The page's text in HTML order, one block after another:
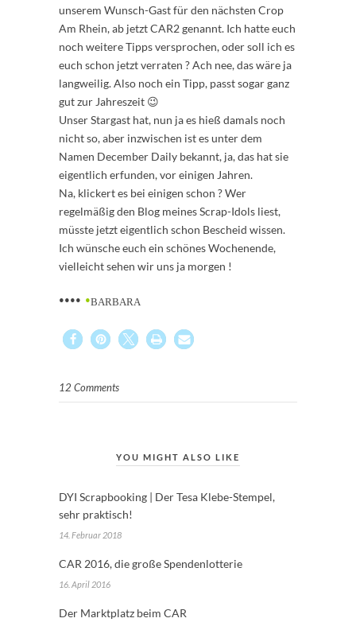
unserem Wunsch-Gast für den nächsten Crop
Am Rhein, ab jetzt CAR2 genannt. Ich hatte euch
noch weitere Tipps versprochen, oder soll ich es
euch schon jetzt verraten ? Ach nee, das wäre ja
langweilig. Also noch ein Tipp, passt sogar ganz
gut zur Jahreszeit 😉
Unser Stargast hat, nun ja es hieß damals noch
nicht so, aber inzwischen ist es unter dem
Namen December Daily bekannt, ja, das hat sie
eigentlich erfunden, vor einigen Jahren.
Na, klickert es bei einigen schon ? Wer
regelmäßig den Blog meines Scrap-Idols liest,
müsste jetzt eigentlich schon Bescheid wissen.
Ich wünsche euch ein schönes Wochenende,
vielleicht sehen wir uns ja morgen !
•••• •BARBARA
12 Comments
YOU MIGHT ALSO LIKE
DYI Scrapbooking | Der Tesa Klebe-Stempel,
sehr praktisch!
14. Februar 2018
CAR 2016, die große Spendenlotterie
16. April 2016
Der Marktplatz beim CAR